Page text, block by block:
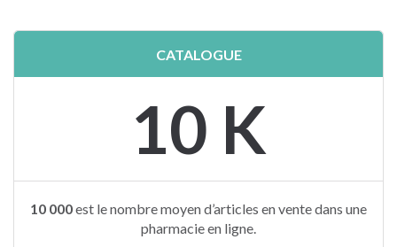
CATALOGUE
10 K
10 000est le nombre moyen d’articles en vente dans une
pharmacie en ligne.